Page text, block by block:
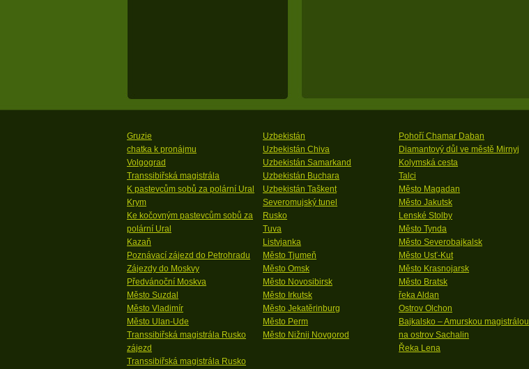
Gruzie
chatka k pronájmu
Volgograd
Transsibiřská magistrála
K pastevcům sobů za polární Ural
Krym
Ke kočovným pastevcům sobů za
polární Ural
Kazaň
Poznávací zájezd do Petrohradu
Zájezdy do Moskvy
Předvánoční Moskva
Město Suzdal
Město Vladimír
Město Ulan-Ude
Transsibiřská magistrála Rusko
zájezd
Transsibiřská magistrála Rusko
Uzbekistán
Uzbekistán Chiva
Uzbekistán Samarkand
Uzbekistán Buchara
Uzbekistán Taškent
Severomujský tunel
Rusko
Tuva
Listvjanka
Město Tjumeň
Město Omsk
Město Novosibirsk
Město Irkutsk
Město Jekatěrinburg
Město Perm
Město Nižnij Novgorod
Pohoří Chamar Daban
Diamantový důl ve městě Mirnyj
Kolymská cesta
Talci
Město Magadan
Město Jakutsk
Lenské Stolby
Město Tynda
Město Severobajkalsk
Město Usť-Kut
Město Krasnojarsk
Město Bratsk
řeka Aldan
Ostrov Olchon
Bajkalsko – Amurskou magistrálou
na ostrov Sachalin
Řeka Lena